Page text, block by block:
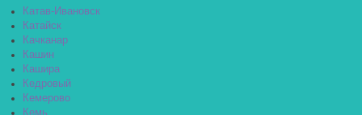
Катав-Ивановск
Катайск
Качканар
Кашин
Кашира
Кедровый
Кемерово
Кемь